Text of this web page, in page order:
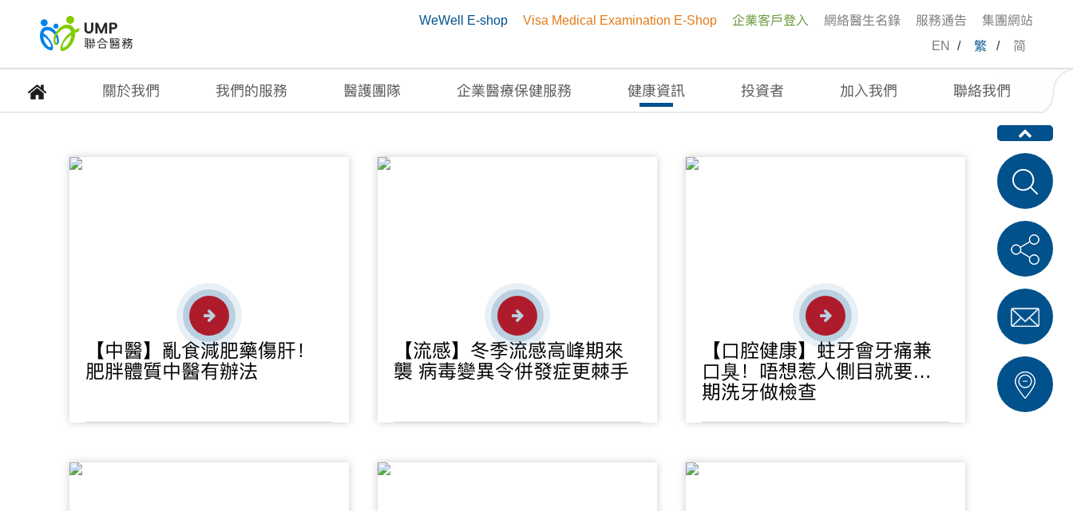
WeWell E-shop Visa Medical Examination E-Shop 企業客戶登入 網絡醫生名錄 服務通告
集團網站
EN
/ 繁 / 简
關於我們 我們的服務 醫護團隊 企業醫療保健服務 健康資訊 投資者 加入我們 聯絡我們
健康專題
【中醫】亂食減肥藥傷肝！
肥胖體質中醫有辦法
【流感】冬季流感高峰期來
襲 病毒變異令併發症更棘手
【口腔健康】蛀牙會牙痛兼
口臭！唔想惹人側目就要定
期洗牙做檢查